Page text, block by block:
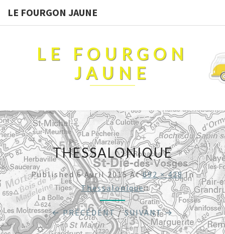
LE FOURGON JAUNE
LE FOURGON
JAUNE
THESSALONIQUE
Published6 Avril 2015At692 × 428In
Thessalonique
← PRÉCÉDENT/SUIVANT →